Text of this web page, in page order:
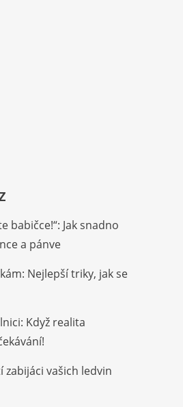
babičce!“: Jak snadno
a pánve
Nejlepší triky, jak se
Když realita
zabijáci vašich ledvin